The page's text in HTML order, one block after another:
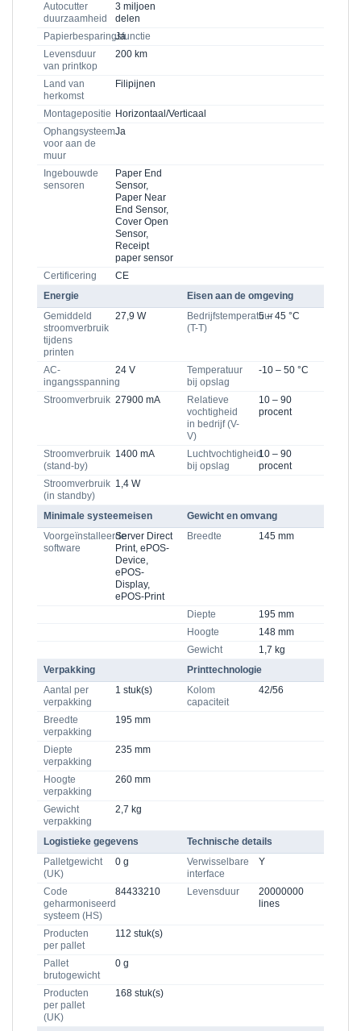
Autocutter
duurzaamheid
3 miljoen
delen
Papierbesparingsfunctie
Ja
Levensduur
van printkop
200 km
Land van
herkomst
Filipijnen
Montagepositie Horizontaal/Verticaal
Ophangsysteem
voor aan de
muur
Ja
Ingebouwde
sensoren
Paper End
Sensor,
Paper Near
End Sensor,
Cover Open
Sensor,
Receipt
paper sensor
Certificering
CE
Energie
Eisen aan de omgeving
Gemiddeld
stroomverbruik
tijdens
printen
27,9 W
Bedrijfstemperatuur
(T-T)
5 – 45 °C
AC-
ingangsspanning
24 V
Temperatuur
bij opslag
-10 – 50 °C
Stroomverbruik 27900 mA
Relatieve
vochtigheid
in bedrijf (V-
V)
10 – 90
procent
Stroomverbruik
(stand-by)
1400 mA
Luchtvochtigheid
bij opslag
10 – 90
procent
Stroomverbruik
(in standby)
1,4 W
Minimale systeemeisen
Gewicht en omvang
Voorgeïnstalleerde
software
Server Direct
Print, ePOS-
Device,
ePOS-
Display,
ePOS-Print
Breedte 145 mm
Diepte
195 mm
Hoogte
148 mm
Gewicht
1,7 kg
Verpakking
Printtechnologie
Aantal per
verpakking
1 stuk(s)
Kolom
capaciteit
42/56
Breedte
verpakking
195 mm
Diepte
verpakking
235 mm
Hoogte
verpakking
260 mm
Gewicht
verpakking
2,7 kg
Logistieke gegevens
Technische details
Palletgewicht
(UK)
0 g
Verwisselbare
interface
Y
Code
geharmoniseerd
systeem (HS)
84433210 Levensduur
20000000
lines
Producten
per pallet
112 stuk(s)
Pallet
brutogewicht
0 g
Producten
per pallet
(UK)
168 stuk(s)